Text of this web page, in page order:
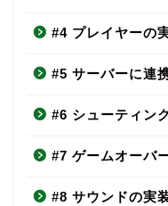
#4 プレイヤーの
#5 サーバーに連
#6 シューティン
#7 ゲームオーバ
#8 サウンドの実